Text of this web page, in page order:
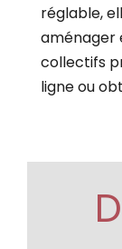
réglable,
aménager
collectifs
ligne ou